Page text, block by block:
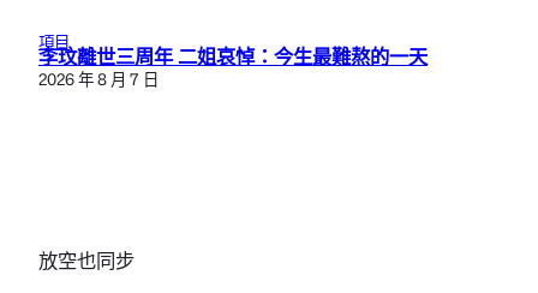
項目
李玟離世三周年 二姐哀悼：今生最難熬的一天
2026 年 8 月 7 日
放空也同步